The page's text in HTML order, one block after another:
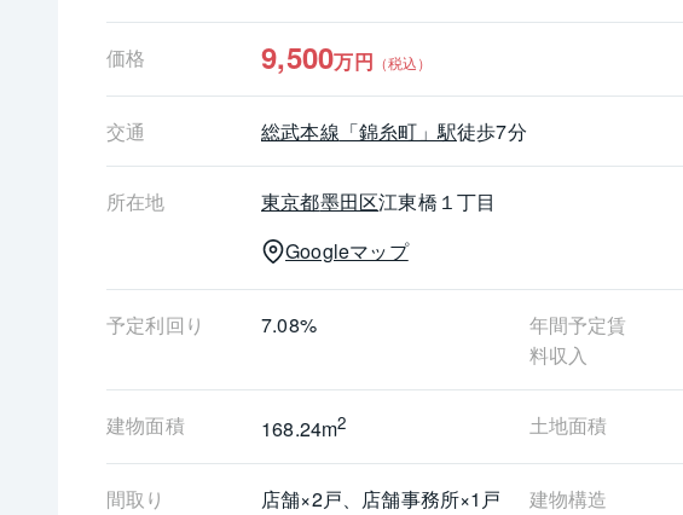
価格 9,500万円 （税込）
交通 総武本線 「錦糸町」駅徒歩7分
所在地 東京都墨田区江東橋１丁目
Googleマップ
予定利回り 7.08%
年間予定賃
料収入
建物面積 168.24m2 土地面積
間取り 店舗×2戸、店舗事務所×1戸 建物構造